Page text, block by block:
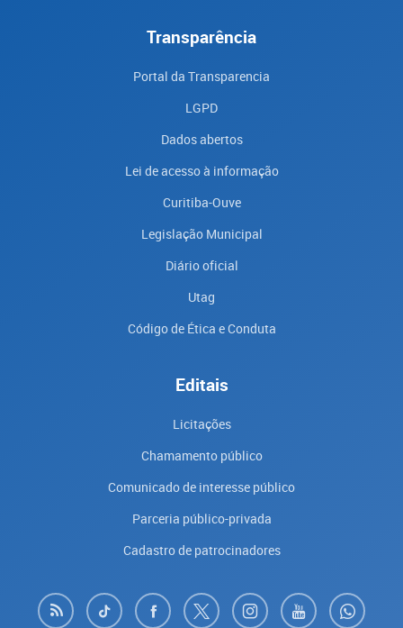
Transparência
Portal da Transparencia
LGPD
Dados abertos
Lei de acesso à informação
Curitiba-Ouve
Legislação Municipal
Diário oficial
Utag
Código de Ética e Conduta
Editais
Licitações
Chamamento público
Comunicado de interesse público
Parceria público-privada
Cadastro de patrocinadores